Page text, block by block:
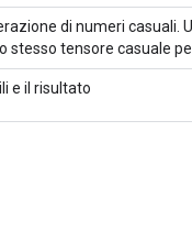
di numeri casuali.
stesso tensore casuale
e il risultato